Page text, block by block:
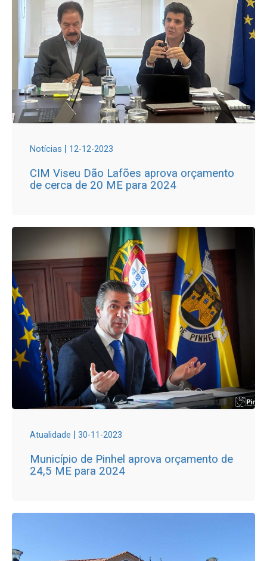
Notícias | 12-12-2023
CIM Viseu Dão Lafões aprova orçamento
de cerca de 20 ME para 2024
Atualidade | 30-11-2023
Município de Pinhel aprova orçamento de
24,5 ME para 2024